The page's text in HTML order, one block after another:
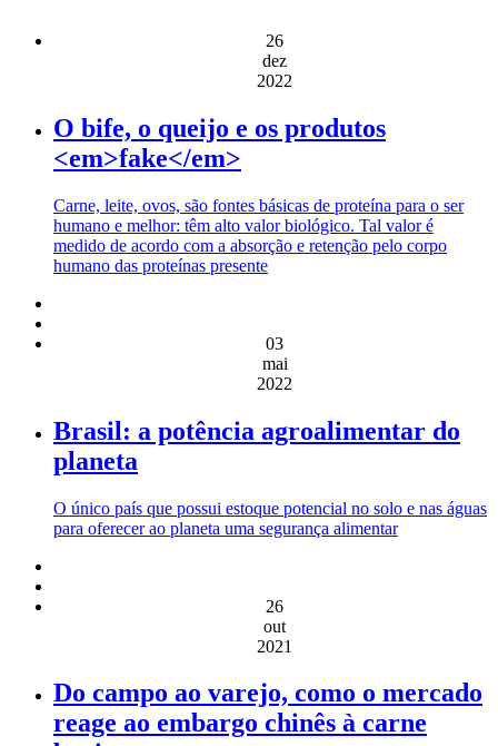
26
dez
2022
O bife, o queijo e os produtos
<em>fake</em>
Carne, leite, ovos, são fontes básicas de proteína para o ser
humano e melhor: têm alto valor biológico. Tal valor é
medido de acordo com a absorção e retenção pelo corpo
humano das proteínas presente
03
mai
2022
Brasil: a potência agroalimentar do
planeta
O único país que possui estoque potencial no solo e nas águas
para oferecer ao planeta uma segurança alimentar
26
out
2021
Do campo ao varejo, como o mercado
reage ao embargo chinês à carne